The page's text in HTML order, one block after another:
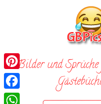
Bilder und Sprüche
Pinterest
Facebook